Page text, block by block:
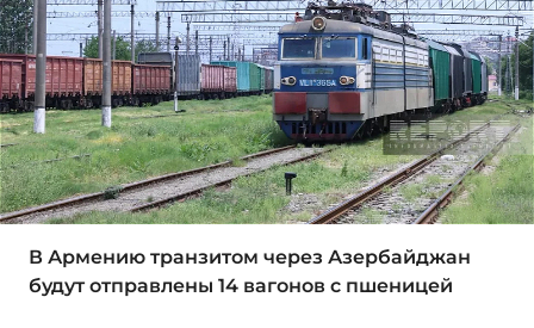
В Армению транзитом через Азербайджан
будут отправлены 14 вагонов с пшеницей